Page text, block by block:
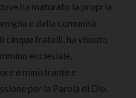
dove ha maturato la propria
e dalla comunità
cinque fratelli, ha vissuto
ecclesiale,
e ministrante e
per la Parola di Dio,